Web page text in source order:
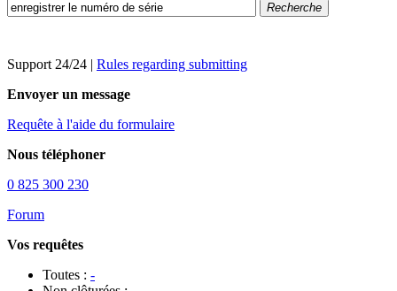
Recherche
Support 24/24 | Rules regarding submitting
Envoyer un message
Requête à l'aide du formulaire
Nous téléphoner
0 825 300 230
Forum
Vos requêtes
Toutes : -